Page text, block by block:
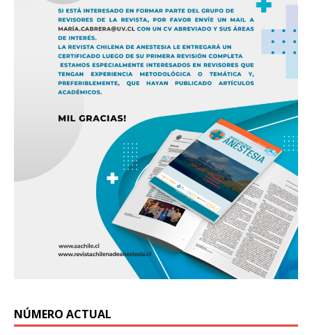
NÚMERO ACTUAL